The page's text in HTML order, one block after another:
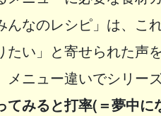
んなのレシピ」は、こ
たい」と寄せられた声
ニュー違いでシリー
てみると打率(＝夢中に